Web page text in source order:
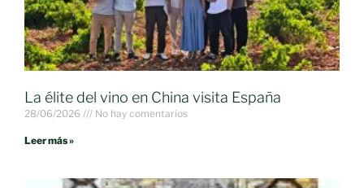
La élite del vino en China visita España
28/06/2026 No hay comentarios
Leer más »